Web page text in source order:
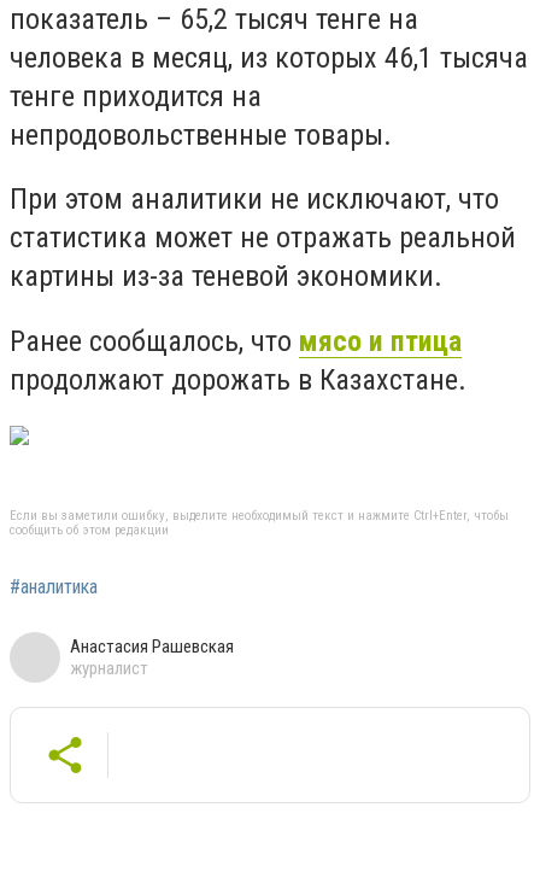
показатель – 65,2 тысяч тенге на
человека в месяц, из которых 46,1 тысяча
тенге приходится на
непродовольственные товары.
При этом аналитики не исключают, что
статистика может не отражать реальной
картины из-за теневой экономики.
Ранее сообщалось, что мясо и птица
продолжают дорожать в Казахстане.
Если вы заметили ошибку, выделите необходимый текст и нажмите Ctrl+Enter, чтобы
сообщить об этом редакции
#аналитика
Анастасия Рашевская
журналист